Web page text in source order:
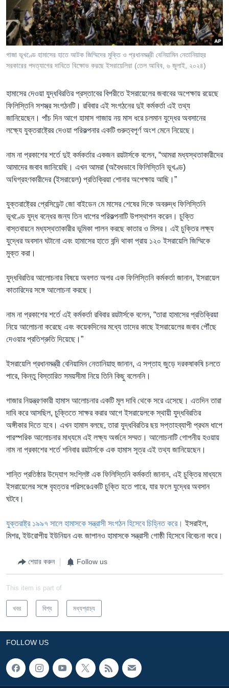
Learning English
FOLLOW US
অন্য ভাষায় ওয়েব সাইট
গাজা ভূখণ্ডে হামাসের হাতে আটক জিম্মিদের মুক্তি ও প্রধানমন্ত্রী বেনিয়ামিন নেতানিয়াহুর
সরকারের পদত্যাগের দাবিতে বিক্ষোভ করছে ইসরায়েলিরা (তেল আবিব, ৬ জুলাই, ২০২৪)
হামাসের দেওয়া যুদ্ধবিরতির প্রস্তাবের বিপরীতে ইসরায়েলের জবাবের অপেক্ষায় রয়েছে
ফিলিস্তিনি সশস্ত্র সংগঠনটি। রবিবার এই সংগঠনের দুই কর্মকর্তা এই তথ্য
জানিয়েছেন। পাঁচ দিন আগে হামাস গাজায় নয় মাস ধরে চলমান যুদ্ধের অবসানের
লক্ষ্যে যুক্তরাষ্ট্রের দেওয়া পরিকল্পনার একটি গুরুত্বপূর্ণ অংশ মেনে নিয়েছে।
নাম না প্রকাশের শর্তে দুই কর্মকর্তার একজন রয়টার্সকে বলেন, “আমরা মধ্যস্থতাকারীদের
আমাদের জবাব জানিয়েছি। এখন আমরা (অবৈধভাবে ফিলিস্তিনি ভূখণ্ড)
অধিগ্রহণকারীদের (ইসরায়েল) প্রতিক্রিয়া শোনার অপেক্ষায় আছি।”
যুক্তরাষ্ট্রের প্রেসিডেন্ট জো বাইডেন মে মাসের শেষের দিকে অবরুদ্ধ ফিলিস্তিনি
ভূখণ্ডে যুদ্ধ বন্ধের জন্য তিন ধাপের পরিকল্পনাটি উপস্থাপন করেন। চুক্তি
বাস্তবায়নে মধ্যস্থতাকারীর ভূমিকা পালন করছে কাতার ও মিসর। এই চুক্তির লক্ষ্য
যুদ্ধের অবসান ঘটানো এবং হামাসের হাতে বন্দি থাকা প্রায় ১২০ ইসরায়েলি জিম্মিকে
মুক্ত করা।
যুদ্ধবিরতির আলোচনার বিষয়ে অবগত অপর এক ফিলিস্তিনি কর্মকর্তা জানান, ইসরায়েল
কাতারিদের সঙ্গে আলোচনা করছে।
নাম না প্রকাশের শর্তে এই কর্মকর্তা রবিবার রয়টার্সকে বলেন, “তারা হামাসের প্রতিক্রিয়া
নিয়ে আলোচনা করেছে এবং কয়েকদিনের মধ্যে তাদের কাছে ইসরায়েলের জবাব পৌঁছে
দেওয়ার প্রতিশ্রুতি দিয়েছে।”
ইসরায়েলি প্রধানমন্ত্রী বেনিয়ামিন নেতানিয়াহু জানান, এ সপ্তাহ জুড়ে দরকষাকষি চলতে
পারে, কিন্তু বিস্তারিত সময়সীমা নিয়ে তিনি কিছু বলেননি।
গাজার নিয়ন্ত্রণকারী হামাস আলোচনার একটি মূল দাবি থেকে সরে এসেছে। এতদিন তারা
দাবি করে আসছিল, চুক্তিতে সাক্ষর করার আগে ইসরায়েলকে স্থায়ী যুদ্ধবিরতির
অঙ্গীকার দিতে হবে। এখন হামাস বলছে, তারা যুদ্ধবিরতির ছয় সপ্তাহব্যাপী প্রথম ধাপে
পারস্পরিক আলোচনার মাধ্যমে এই লক্ষ্য অর্জনে সম্মত। আলোচনাটি গোপনীয় হওয়ায়
নাম না প্রকাশের শর্তে শনিবার রয়টার্সকে এক হামাস সূত্র এই তথ্য জানিয়েছেন।
শান্তি প্রতিষ্ঠার উদ্যোগ সংশ্লিষ্ট এক ফিলিস্তিনি কর্মকর্তা জানান, এই চুক্তির মাধ্যমে
ইসরায়েলের সঙ্গে বৃহত্তর পরিসরেএকটি চুক্তি হতে পারে, যার ফলে যুদ্ধের অবসান
ঘটবে।
যুক্তরাষ্ট্র ১৯৯৭ সালে হামাসকে সন্ত্রাসী সংগঠন হিসেবে চিহ্নিত করে। ইসরাইল,
মিশর, ইউরোপীয় ইউনিয়ন এবং জাপানও হামাসকে সন্ত্রাসী গোষ্ঠী হিসেবে বিবেচনা করে।
শেয়ার করুন Follow us
This item is part of
খবর বিশ্ব মধ্যপ্রাচ্য
FOLLOW US